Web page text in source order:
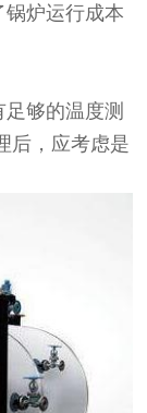
炉运行成本
够的温度测
后，应考虑是